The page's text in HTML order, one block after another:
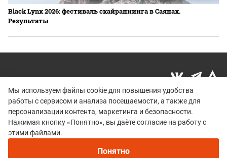
Black Lynx 2026: фестиваль скайраннинга в Саянах.
Результаты
Мы используем файлы cookie для повышения удобства
работы с сервисом и анализа посещаемости, а также для
персонализации контента, маркетинга и безопасности.
Нажимая кнопку «Понятно», вы даёте согласие на работу с
этими файлами.
Понятно
© 2015–2026 mountain-race.ru
Полное или частичное копирование материалов сайта «mountain-race.ru»
разрешено только при обязательном указании источника и прямой
Политика конфиденциальности